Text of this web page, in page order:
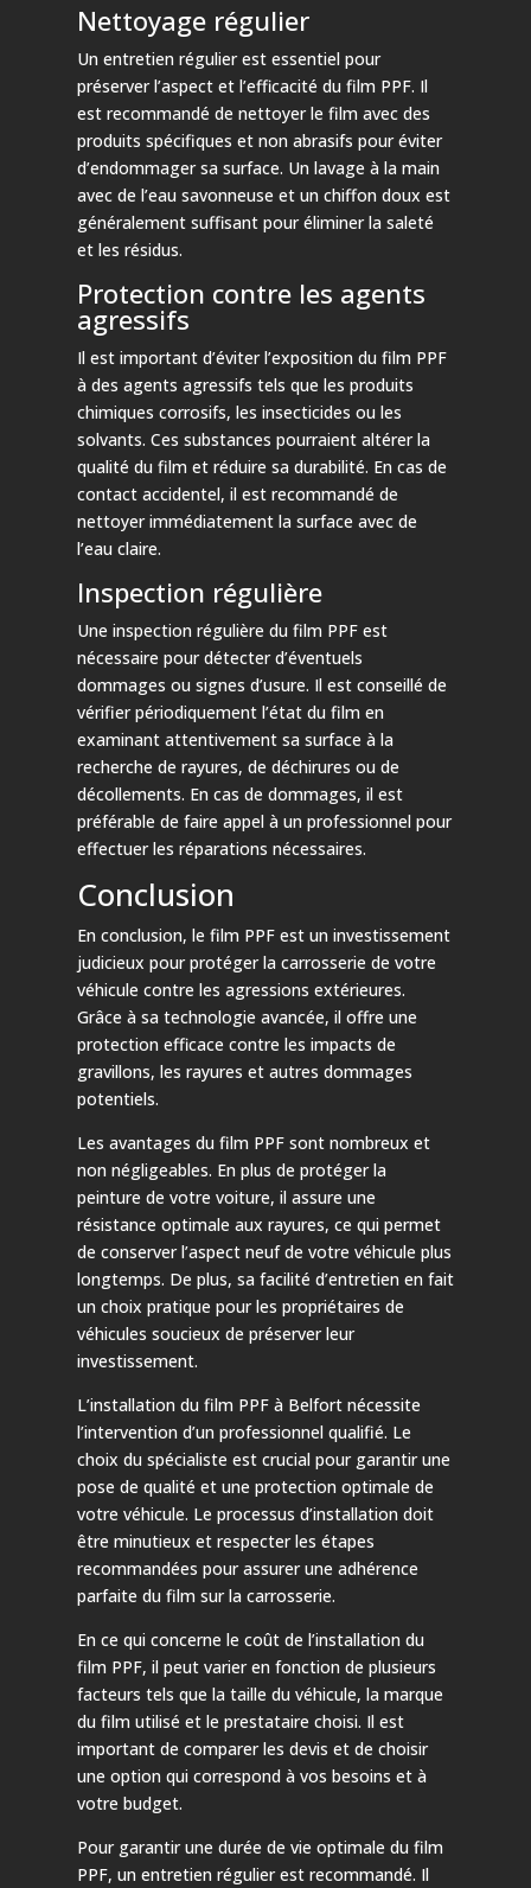
Nettoyage régulier
Un entretien régulier est essentiel pour
préserver l’aspect et l’efficacité du film PPF. Il
est recommandé de nettoyer le film avec des
produits spécifiques et non abrasifs pour éviter
d’endommager sa surface. Un lavage à la main
avec de l’eau savonneuse et un chiffon doux est
généralement suffisant pour éliminer la saleté
et les résidus.
Protection contre les agents
agressifs
Il est important d’éviter l’exposition du film PPF
à des agents agressifs tels que les produits
chimiques corrosifs, les insecticides ou les
solvants. Ces substances pourraient altérer la
qualité du film et réduire sa durabilité. En cas de
contact accidentel, il est recommandé de
nettoyer immédiatement la surface avec de
l’eau claire.
Inspection régulière
Une inspection régulière du film PPF est
nécessaire pour détecter d’éventuels
dommages ou signes d’usure. Il est conseillé de
vérifier périodiquement l’état du film en
examinant attentivement sa surface à la
recherche de rayures, de déchirures ou de
décollements. En cas de dommages, il est
préférable de faire appel à un professionnel pour
effectuer les réparations nécessaires.
Conclusion
En conclusion, le film PPF est un investissement
judicieux pour protéger la carrosserie de votre
véhicule contre les agressions extérieures.
Grâce à sa technologie avancée, il offre une
protection efficace contre les impacts de
gravillons, les rayures et autres dommages
potentiels.
Les avantages du film PPF sont nombreux et
non négligeables. En plus de protéger la
peinture de votre voiture, il assure une
résistance optimale aux rayures, ce qui permet
de conserver l’aspect neuf de votre véhicule plus
longtemps. De plus, sa facilité d’entretien en fait
un choix pratique pour les propriétaires de
véhicules soucieux de préserver leur
investissement.
L’installation du film PPF à Belfort nécessite
l’intervention d’un professionnel qualifié. Le
choix du spécialiste est crucial pour garantir une
pose de qualité et une protection optimale de
votre véhicule. Le processus d’installation doit
être minutieux et respecter les étapes
recommandées pour assurer une adhérence
parfaite du film sur la carrosserie.
En ce qui concerne le coût de l’installation du
film PPF, il peut varier en fonction de plusieurs
facteurs tels que la taille du véhicule, la marque
du film utilisé et le prestataire choisi. Il est
important de comparer les devis et de choisir
une option qui correspond à vos besoins et à
votre budget.
Pour garantir une durée de vie optimale du film
PPF, un entretien régulier est recommandé. Il